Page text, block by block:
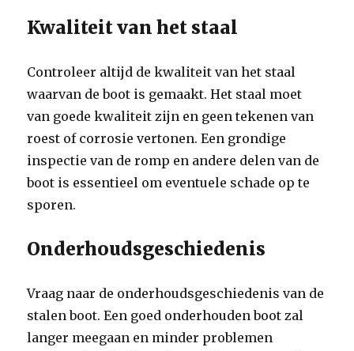
Kwaliteit van het staal
Controleer altijd de kwaliteit van het staal
waarvan de boot is gemaakt. Het staal moet
van goede kwaliteit zijn en geen tekenen van
roest of corrosie vertonen. Een grondige
inspectie van de romp en andere delen van de
boot is essentieel om eventuele schade op te
sporen.
Onderhoudsgeschiedenis
Vraag naar de onderhoudsgeschiedenis van de
stalen boot. Een goed onderhouden boot zal
langer meegaan en minder problemen